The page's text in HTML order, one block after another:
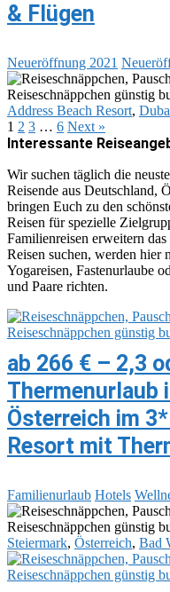
& Flügen
Neueröffnung 2021
Address Beach Resort,
1 2 3 … 6 Next »
Interessante
Wir suchen täglich die
Reisende aus Deutschland,
bringen Euch zu den
Reisen für spezielle
Familienreisen erweitern
Reisen suchen, werden hier
Yogareisen, Fastenurlaube
und Paare richten.
ab 266 € – 2,3
Thermenurlaub
Österreich im
Resort mit
Familienurlaub Hotels
Steiermark, Österreich, Bad